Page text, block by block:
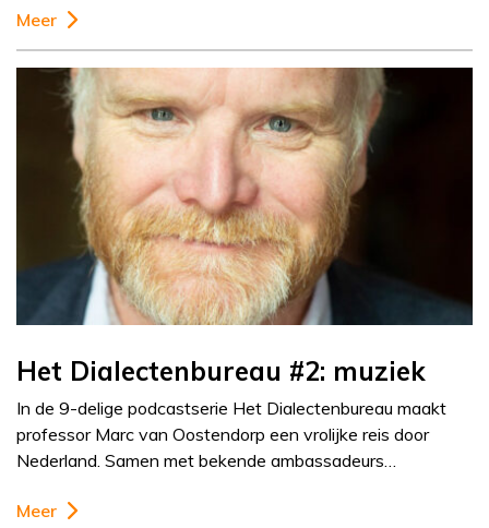
Meer
Het Dialectenbureau #2: muziek
In de 9-delige podcastserie Het Dialectenbureau maakt
professor Marc van Oostendorp een vrolijke reis door
Nederland. Samen met bekende ambassadeurs…
Meer